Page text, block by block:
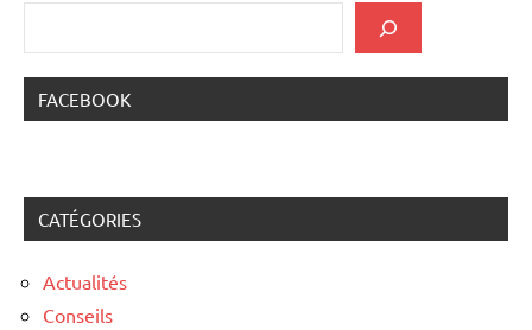
FACEBOOK
CATÉGORIES
Actualités
Conseils